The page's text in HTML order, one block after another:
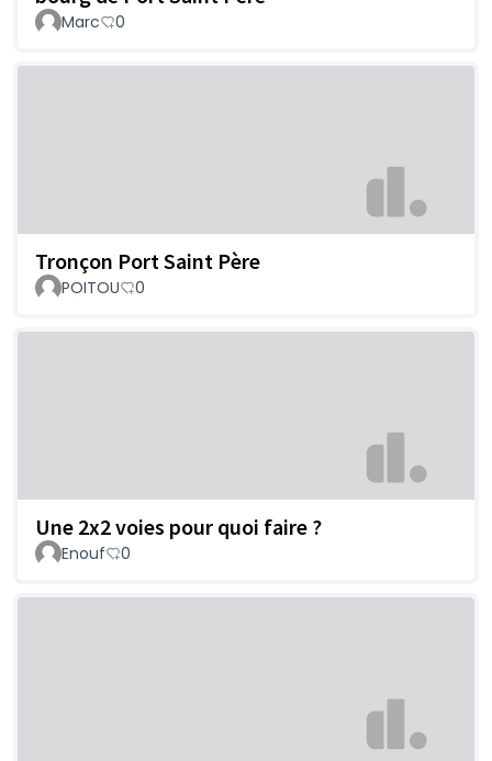
Marc 0
Tronçon Port Saint Père
POITOU 0
Une 2x2 voies pour quoi faire ?
Enouf 0